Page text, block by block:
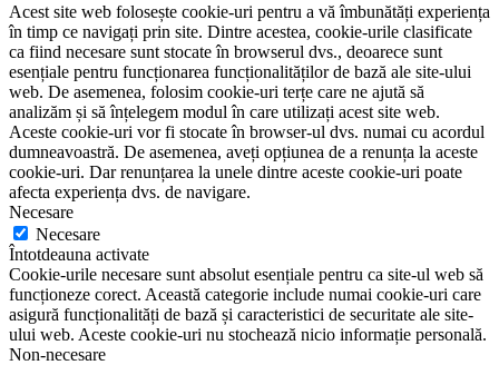
Acest site web folosește cookie-uri pentru a vă îmbunătăți experiența
în timp ce navigați prin site. Dintre acestea, cookie-urile clasificate
ca fiind necesare sunt stocate în browserul dvs., deoarece sunt
esențiale pentru funcționarea funcționalităților de bază ale site-ului
web. De asemenea, folosim cookie-uri terțe care ne ajută să
analizăm și să înțelegem modul în care utilizați acest site web.
Aceste cookie-uri vor fi stocate în browser-ul dvs. numai cu acordul
dumneavoastră. De asemenea, aveți opțiunea de a renunța la aceste
cookie-uri. Dar renunțarea la unele dintre aceste cookie-uri poate
afecta experiența dvs. de navigare.
Necesare
Necesare
Întotdeauna activate
Cookie-urile necesare sunt absolut esențiale pentru ca site-ul web să
funcționeze corect. Această categorie include numai cookie-uri care
asigură funcționalități de bază și caracteristici de securitate ale site-
ului web. Aceste cookie-uri nu stochează nicio informație personală.
Non-necesare